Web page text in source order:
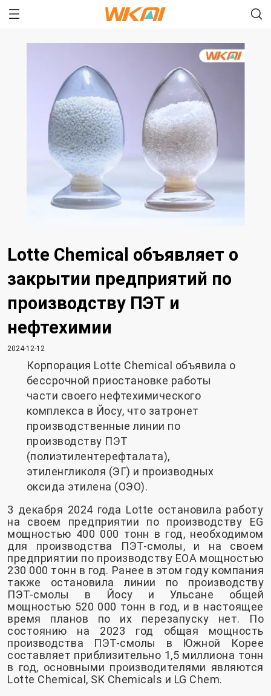
Lotte Chemical объявляет о
закрытии предприятий по
производству ПЭТ и
нефтехимии
2024-12-12
Корпорация Lotte Chemical объявила о
бессрочной приостановке работы
части своего нефтехимического
комплекса в Йосу, что затронет
производственные линии по
производству ПЭТ
(полиэтилентерефталата),
этиленгликоля (ЭГ) и производных
оксида этилена (ОЭО).
3 декабря 2024 года Lotte остановила работу
на своем предприятии по производству EG
мощностью 400 000 тонн в год, необходимом
для производства ПЭТ-смолы, и на своем
предприятии по производству EOA мощностью
230 000 тонн в год. Ранее в этом году компания
также остановила линии по производству
ПЭТ-смолы в Йосу и Ульсане общей
мощностью 520 000 тонн в год, и в настоящее
время планов по их перезапуску нет. По
состоянию на 2023 год общая мощность
производства ПЭТ-смолы в Южной Корее
составляет приблизительно 1,5 миллиона тонн
в год, основными производителями являются
Lotte Chemical, SK Chemicals и LG Chem.